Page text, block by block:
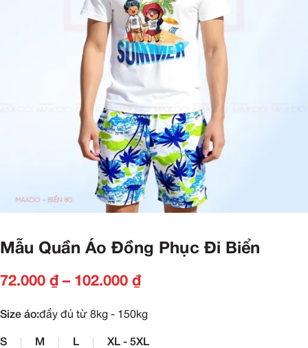
Mẫu Quần Áo Đồng Phục Đi Biển
72.000 ₫– 102.000 ₫
Size áo:đầy đủ từ 8kg - 150kg
S M L XL - 5XL